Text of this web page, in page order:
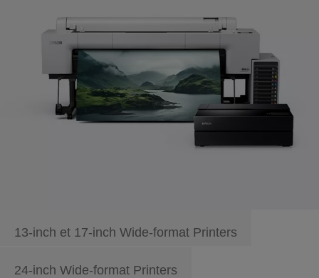
13-inch et 17-inch Wide-format Printers
24-inch Wide-format Printers